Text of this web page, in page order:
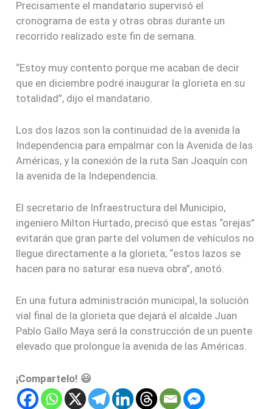
Precisamente el mandatario supervisó el
cronograma de esta y otras obras durante un
recorrido realizado este fin de semana.
“Estoy muy contento porque me acaban de decir
que en diciembre podré inaugurar la glorieta en su
totalidad”, dijo el mandatario.
Los dos lazos son la continuidad de la avenida la
Independencia para empalmar con la Avenida de las
Américas, y la conexión de la ruta San Joaquín con
la avenida de la Independencia.
El secretario de Infraestructura del Municipio,
ingeniero Milton Hurtado, precisó que estas “orejas”
evitarán que gran parte del volumen de vehículos no
llegue directamente a la glorieta; “estos lazos se
hacen para no saturar esa nueva obra”, anotó.
En una futura administración municipal, la solución
vial final de la glorieta que dejará el alcalde Juan
Pablo Gallo Maya será la construcción de un puente
elevado que prolongue la avenida de las Américas.
¡Compartelo! 😃